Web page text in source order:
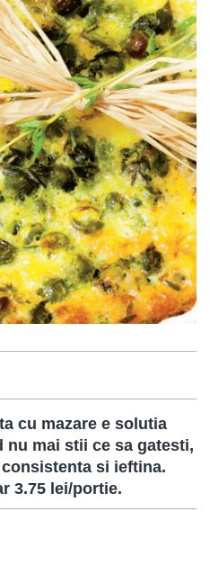
cu mazare e solutia
nu mai stii ce sa gatesti,
si ieftina.
3.75 lei/portie.